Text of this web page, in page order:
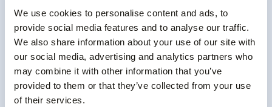
We use cookies to personalise content and ads, to
provide social media features and to analyse our traffic.
We also share information about your use of our site with
our social media, advertising and analytics partners who
may combine it with other information that you’ve
provided to them or that they’ve collected from your use
of their services.
Ātri un uzticami maksājumi